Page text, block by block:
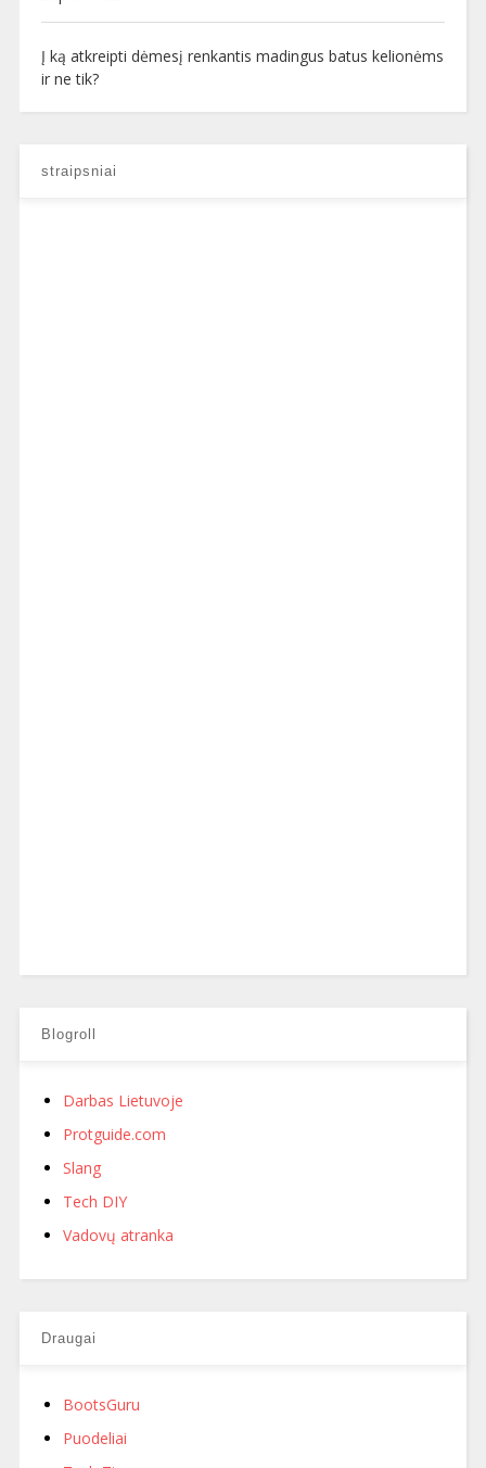
Į ką atkreipti dėmesį renkantis madingus batus kelionėms
ir ne tik?
straipsniai
Blogroll
Darbas Lietuvoje
Protguide.com
Slang
Tech DIY
Vadovų atranka
Draugai
BootsGuru
Puodeliai